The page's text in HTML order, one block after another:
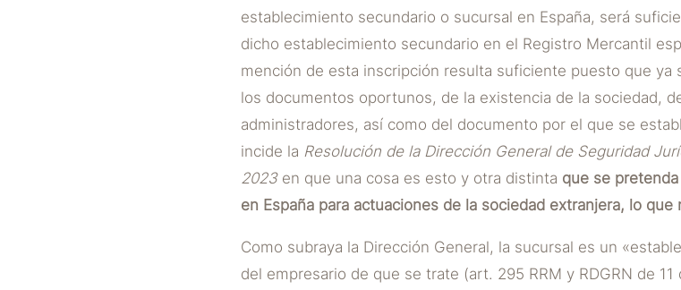
establecimiento secundario o sucursal en España, será
dicho establecimiento secundario en el Registro Mercantil
mención de esta inscripción resulta suficiente puesto que ya
los documentos oportunos, de la existencia de la sociedad,
administradores, así como del documento por el que se
incide la Resolución de la Dirección General de Seguridad
2023 en que una cosa es esto y otra distinta que se
en España para actuaciones de la sociedad extranjera, lo que
Como subraya la Dirección General, la sucursal es un
del empresario de que se trate (art. 295 RRM y RDGRN de